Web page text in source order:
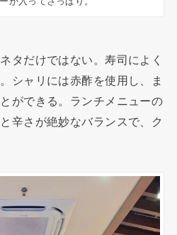
タだけではない。寿司によく
シャリには赤酢を使用し、ま
ができる。ランチメニューの
辛さが絶妙なバランスで、ク